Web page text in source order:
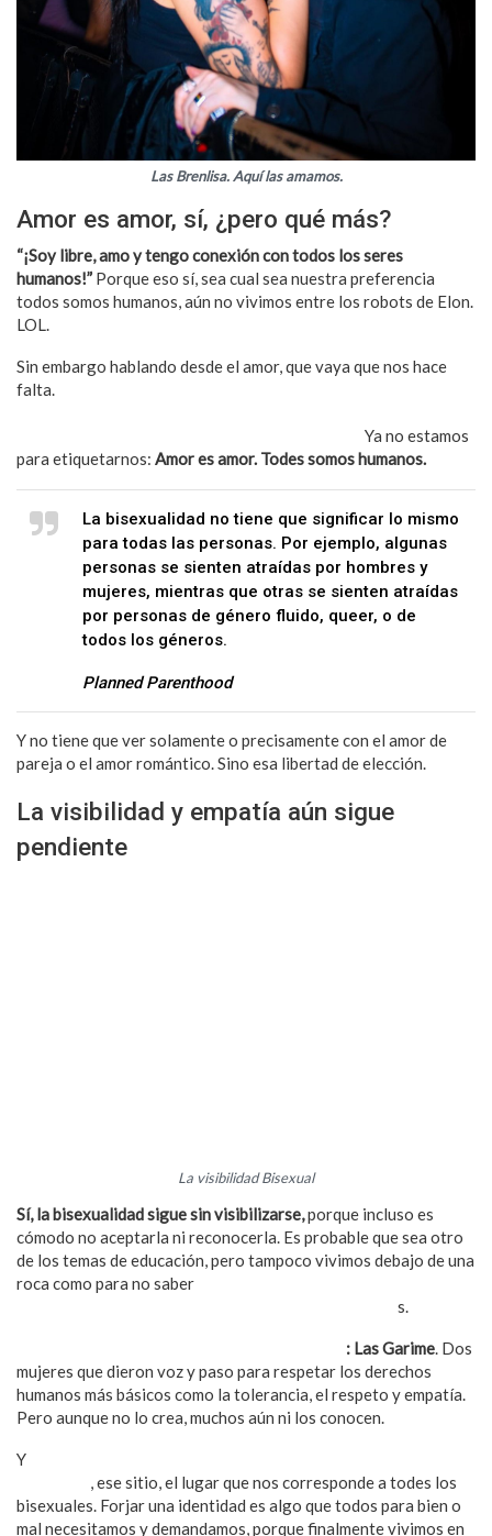
Las Brenlisa. Aquí las amamos.
Amor es amor, sí, ¿pero qué más?
“¡Soy libre, amo y tengo conexión con todos los seres
humanos!” Porque eso sí, sea cual sea nuestra preferencia
todos somos humanos, aún no vivimos entre los robots de Elon.
LOL.
Sin embargo hablando desde el amor, que vaya que nos hace
falta.
Ya no estamos
para etiquetarnos: Amor es amor. Todes somos humanos.
La bisexualidad no tiene que significar lo mismo
para todas las personas. Por ejemplo, algunas
personas se sienten atraídas por hombres y
mujeres, mientras que otras se sienten atraídas
por personas de género fluido, queer, o de
todos los géneros.
Planned Parenthood
Y no tiene que ver solamente o precisamente con el amor de
pareja o el amor romántico. Sino esa libertad de elección.
La visibilidad y empatía aún sigue
pendiente
La visibilidad Bisexual
Sí, la bisexualidad sigue sin visibilizarse,porque incluso es
cómodo no aceptarla ni reconocerla. Es probable que sea otro
de los temas de educación, pero tampoco vivimos debajo de una
roca como para no saber
s.
: Las Garime. Dos
mujeres que dieron voz y paso para respetar los derechos
humanos más básicos como la tolerancia, el respeto y empatía.
Pero aunque no lo crea, muchos aún ni los conocen.
Y
, ese sitio, el lugar que nos corresponde a todes los
bisexuales. Forjar una identidad es algo que todos para bien o
mal necesitamos y demandamos, porque finalmente vivimos en